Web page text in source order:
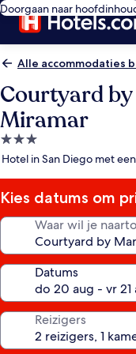
Doorgaan naar
Alle accommodaties
Courtyard
Miramar
3.0-
sterrenaccommodatie
Hotel in San Diego met
Kies datums om
Waar wil je
Datums
Reizigers